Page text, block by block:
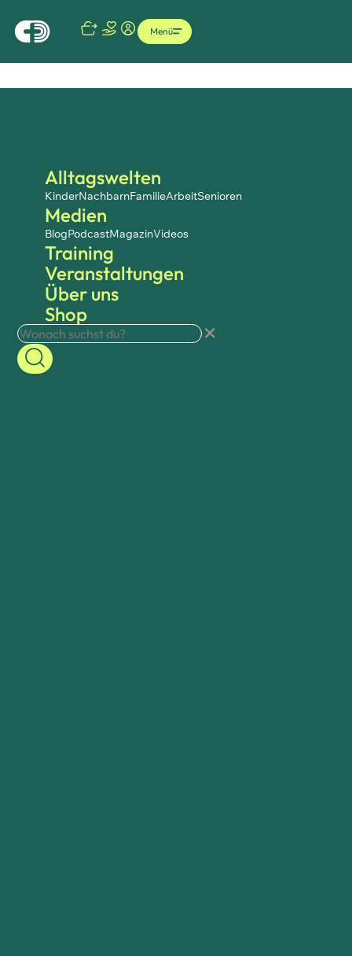
Alltagswelten
KinderNachbarnFamilieArbeitSenioren
Medien
BlogPodcastMagazinVideos
Training
Veranstaltungen
Über uns
Shop
Menü